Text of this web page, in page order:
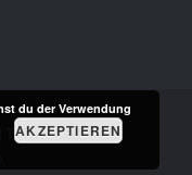
Theme: Dyad von
du der Verwendung
AKZEPTIEREN